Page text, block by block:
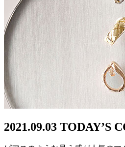
2021.09.03 TODAY’S